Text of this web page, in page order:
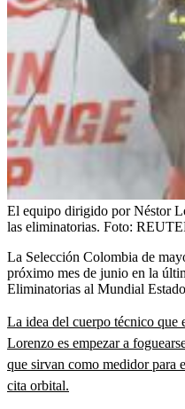
El equipo dirigido por Néstor
las eliminatorias. Foto:
La Selección Colombia de
próximo mes de junio en la
Eliminatorias al Mundial
La idea del cuerpo técnico que
Lorenzo es empezar a
que sirvan como medidor para
cita orbital.